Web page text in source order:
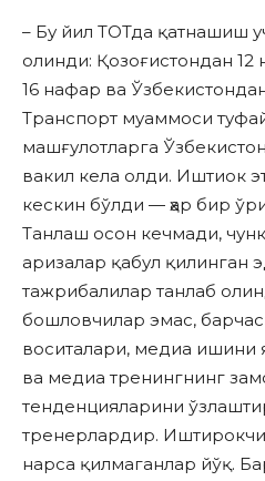
– Бу йил ТОТда қатнашиш
олинди: Қозоғистондан
16 нафар ва
Транспорт муаммоси
машғулотларга
вакил кела олди. Иштиок
кескин бўлди — ҳар бир
Танлаш осон кечмади,
аризалар қабул қилинган
тажрибалилар танлаб
бошловчилар эмас,
воситалари, медиа ишини
ва медиа тренингнинг
тенденцияларини
тренерлардир.
нарса қилмаганлар йўқ.